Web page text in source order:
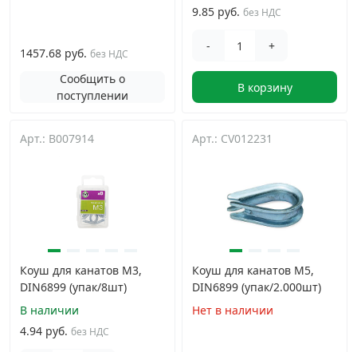
1457.68 руб. без НДС
Сообщить о
поступлении
9.85 руб. без НДС
- +
В корзину
Арт.: B007914
Коуш для канатов М3,
DIN6899 (упак/8шт)
В наличии
4.94 руб. без НДС
Арт.: CV012231
Коуш для канатов М5,
DIN6899 (упак/2.000шт)
Нет в наличии